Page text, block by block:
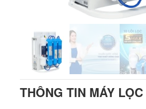
THÔNG TIN MÁY